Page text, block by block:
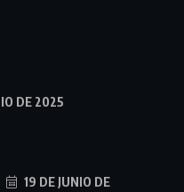
DE 2025
19 DE JUNIO DE